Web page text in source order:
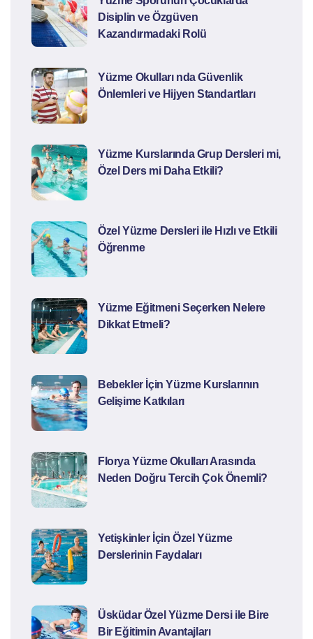
Disiplin ve Özgüven
Kazandırmadaki Rolü
Yüzme Okulları nda Güvenlik
Önlemleri ve Hijyen Standartları
Yüzme Kurslarında Grup Dersleri mi,
Özel Ders mi Daha Etkili?
Özel Yüzme Dersleri ile Hızlı ve Etkili
Öğrenme
Yüzme Eğitmeni Seçerken Nelere
Dikkat Etmeli?
Bebekler İçin Yüzme Kurslarının
Gelişime Katkıları
Florya Yüzme Okulları Arasında
Neden Doğru Tercih Çok Önemli?
Yetişkinler İçin Özel Yüzme
Derslerinin Faydaları
Üsküdar Özel Yüzme Dersi ile Bire
Bir Eğitimin Avantajları